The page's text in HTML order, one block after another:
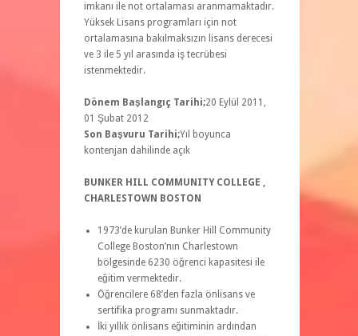
imkanı ile not ortalaması aranmamaktadır.
Yüksek Lisans programları için not
ortalamasına bakılmaksızın lisans derecesi
ve 3 ile 5 yıl arasında iş tecrübesi
istenmektedir.
Dönem Başlangıç Tarihi;20 Eylül 2011,
01 Şubat 2012
Son Başvuru Tarihi;Yıl boyunca
kontenjan dahilinde açık
BUNKER HILL COMMUNITY COLLEGE ,
CHARLESTOWN BOSTON
1973’de kurulan Bunker Hill Community
College Boston’nın Charlestown
bölgesinde 6230 öğrenci kapasitesi ile
eğitim vermektedir.
Öğrencilere 68’den fazla önlisans ve
sertifika programı sunmaktadır.
İki yıllık önlisans eğitiminin ardından